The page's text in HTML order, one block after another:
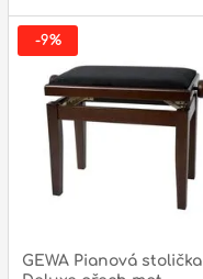
GEWA Pianová stolička
-9%